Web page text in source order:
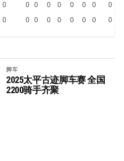
0 0 0 0 0 0 0 0
0
0 0 0 0 0 0 0 0 0
脚车
2025太平古迹脚车赛 全国
2200骑手齐聚